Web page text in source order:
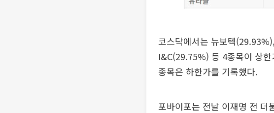
코스닥에서는 뉴보텍
I&C(29.75%) 등 4종목이 상
종목은 하한가를 기록했다.
포바이포는 전날 이재명 전 더